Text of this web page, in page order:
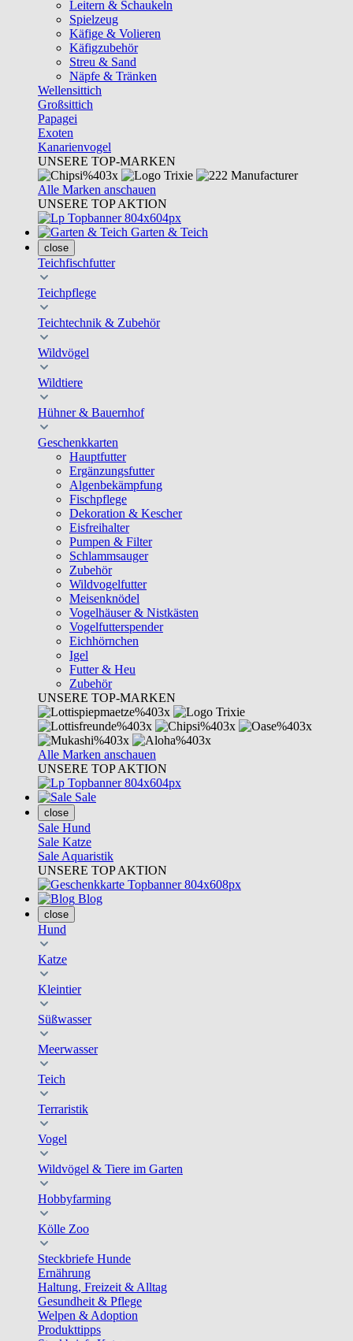
Leitern & Schaukeln
Spielzeug
Käfige & Volieren
Käfigzubehör
Streu & Sand
Näpfe & Tränken
Wellensittich
Großsittich
Papagei
Exoten
Kanarienvogel
UNSERE TOP-MARKEN
Alle Marken anschauen
UNSERE TOP AKTION
Garten & Teich
close
Teichfischfutter
Teichpflege
Teichtechnik & Zubehör
Wildvögel
Wildtiere
Hühner & Bauernhof
Geschenkkarten
Hauptfutter
Ergänzungsfutter
Algenbekämpfung
Fischpflege
Dekoration & Kescher
Eisfreihalter
Pumpen & Filter
Schlammsauger
Zubehör
Wildvogelfutter
Meisenknödel
Vogelhäuser & Nistkästen
Vogelfutterspender
Eichhörnchen
Igel
Futter & Heu
Zubehör
UNSERE TOP-MARKEN
Alle Marken anschauen
UNSERE TOP AKTION
Sale
close
Sale Hund
Sale Katze
Sale Aquaristik
UNSERE TOP AKTION
Blog
close
Hund
Katze
Kleintier
Süßwasser
Meerwasser
Teich
Terraristik
Vogel
Wildvögel & Tiere im Garten
Hobbyfarming
Kölle Zoo
Steckbriefe Hunde
Ernährung
Haltung, Freizeit & Alltag
Gesundheit & Pflege
Welpen & Adoption
Produkttipps